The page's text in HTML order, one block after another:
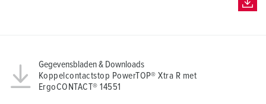
Gegevensbladen & Downloads
Koppelcontactstop PowerTOP® Xtra R met
ErgoCONTACT® 14551